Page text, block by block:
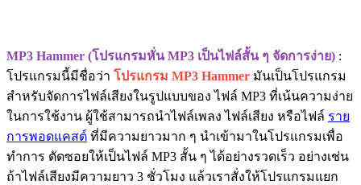
MP3 Hammer (โปรแกรมหั่น MP3 เป็นไฟล์สั้น ๆ จัดการง่าย) :
โปรแกรมนี้มีชื่อว่า โปรแกรม MP3 Hammer มันเป็นโปรแกรม
สำหรับจัดการไฟล์เสียงในรูปแบบของ ไฟล์ MP3 ที่เน้นความง่าย
ในการใช้งาน ผู้ใช้สามารถนำไฟล์เพลง ไฟล์เสียง หรือไฟล์ ราย
การพอดแคสต์ ที่มีความยาวมาก ๆ นำเข้ามาในโปรแกรมเพื่อ
ทำการ ตัดซอยให้เป็นไฟล์ MP3 สั้น ๆ ได้อย่างรวดเร็ว อย่างเช่น
ถ้าไฟล์เสียงมีความยาว 3 ชั่วโมง แล้วเราสั่งให้โปรแกรมแยก